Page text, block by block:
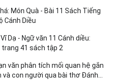
Món Quà - Bài 11 Sách Tiếng
Cánh Diều
Dạ - Ngữ văn 11 Cánh diều:
41 sách tập 2
văn phân tích mối quan hệ gắn
và con người qua bài thơ Đánh